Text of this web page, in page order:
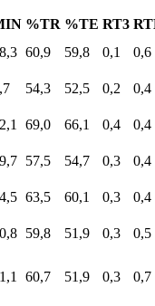
24,3 3,9 8,3 47,10
21,3 3,2 6,7 48,11
%TR %TE RT3
60,9 59,8 0,1 0,6
54,3 52,5 0,2 0,4
69,0 66,1 0,4 0,4